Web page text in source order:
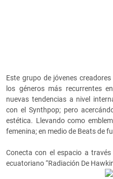
Este grupo de jóvenes
los géneros más recurrentes
nuevas tendencias a nivel
con el Synthpop; pero
estética. Llevando como
femenina; en medio de Beats de
Conecta con el espacio a
ecuatoriano “Radiación De